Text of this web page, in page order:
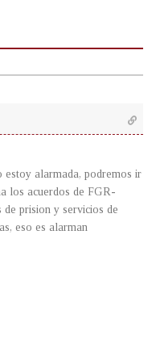
estoy alarmada, podremos ir
los acuerdos de FGR-
de prision y servicios de
eso es alarman